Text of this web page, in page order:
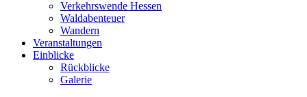
Verkehrswende Hessen
Waldabenteuer
Wandern
Veranstaltungen
Einblicke
Rückblicke
Galerie